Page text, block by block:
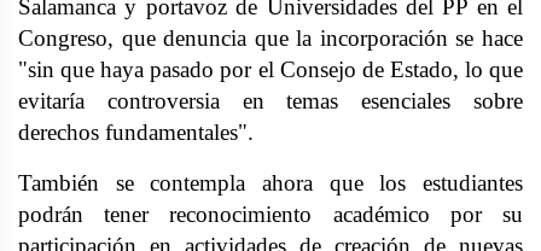
Salamanca y portavoz de Universidades del PP en el
Congreso, que denuncia que la incorporación se hace
"sin que haya pasado por el Consejo de Estado, lo que
evitaría controversia en temas esenciales sobre
derechos fundamentales".
También se contempla ahora que los estudiantes
podrán tener reconocimiento académico por su
participación en actividades de creación de nuevas